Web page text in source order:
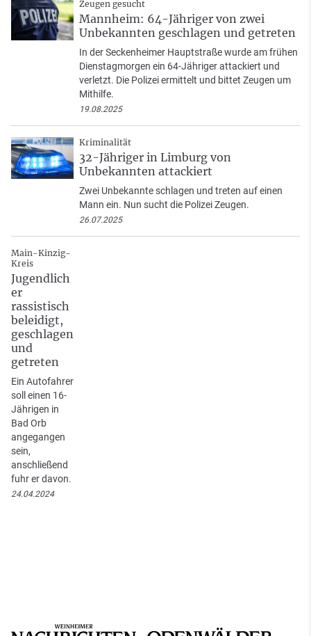
Zeugen gesucht
Mannheim: 64-Jähriger von zwei
Unbekannten geschlagen und getreten
In der Seckenheimer Hauptstraße wurde am frühen
Dienstagmorgen ein 64-Jähriger attackiert und
verletzt. Die Polizei ermittelt und bittet Zeugen um
Mithilfe.
19.08.2025
Kriminalität
32-Jähriger in Limburg von
Unbekannten attackiert
Zwei Unbekannte schlagen und treten auf einen
Mann ein. Nun sucht die Polizei Zeugen.
26.07.2025
Main-Kinzig-
Kreis
Jugendlich
er
rassistisch
beleidigt,
geschlagen
und
getreten
Ein Autofahrer
soll einen 16-
Jährigen in
Bad Orb
angegangen
sein,
anschließend
fuhr er davon.
24.04.2024